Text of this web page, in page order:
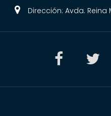
Dirección: Avda. Reina